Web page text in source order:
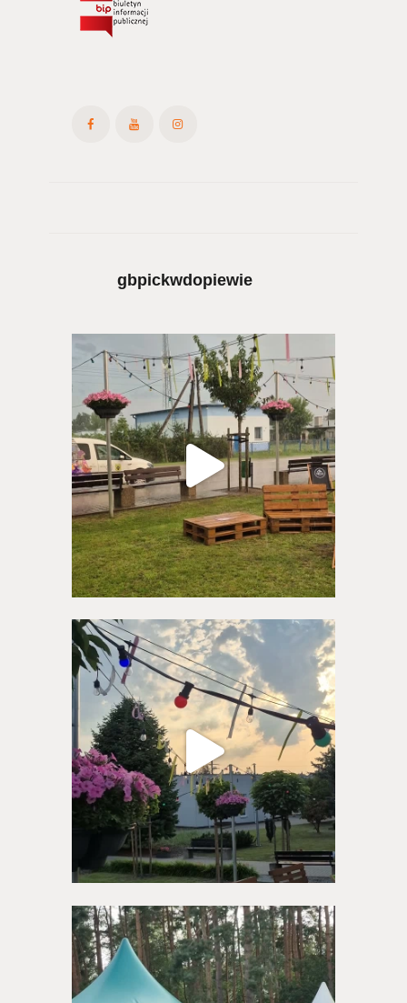
gbpickwdopiewie